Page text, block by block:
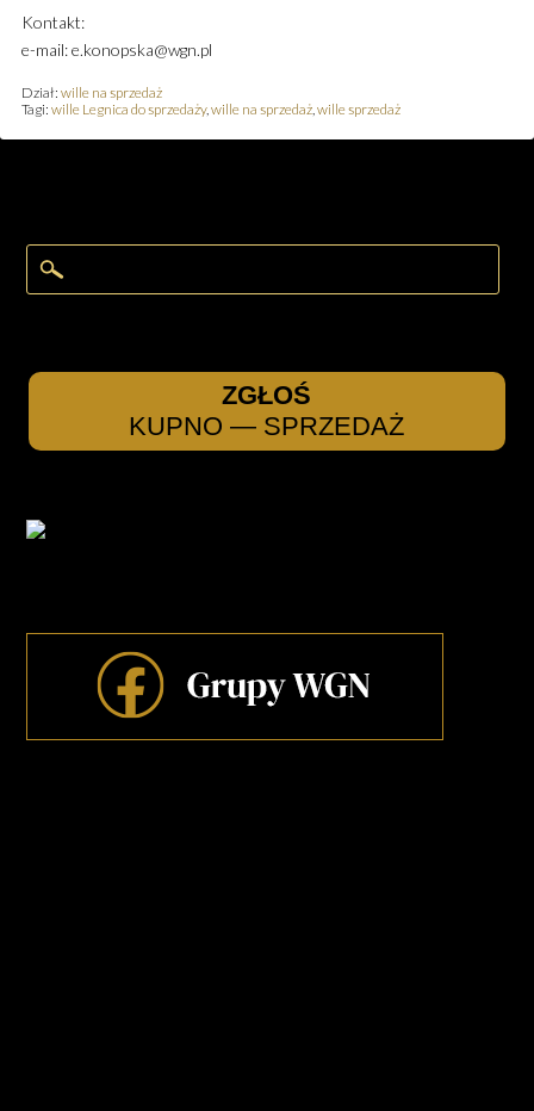
Kontakt:
e-mail: e.konopska@wgn.pl
Dział: wille na sprzedaż
Tagi: wille Legnica do sprzedaży, wille na sprzedaż, wille sprzedaż
ZGŁOŚ
KUPNO — SPRZEDAŻ